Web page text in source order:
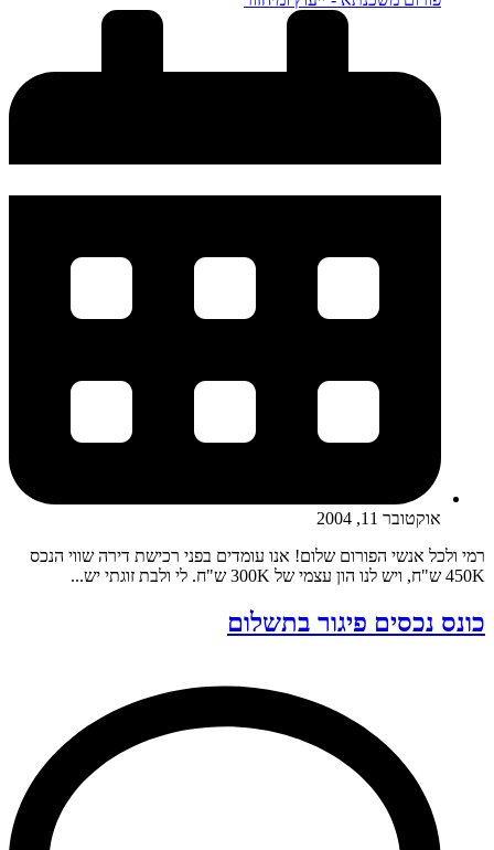
אוקטובר 11, 2004
רמי ולכל אנשי הפורום שלום! אנו עומדים בפני רכישת דירה שווי הנכס
450K ש"ח, ויש לנו הון עצמי של 300K ש"ח. לי ולבת זוגתי יש...
כונס נכסים פיגור בתשלום